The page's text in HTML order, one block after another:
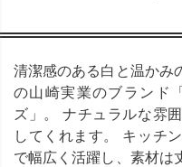
清潔感のある白と温かみ
の山崎実業のブランド
ズ」。 ナチュラルな雰
してくれます。 キッチ
で幅広く活躍し、素材は